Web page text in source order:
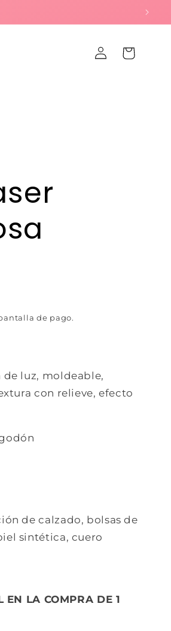
Iniciar
sesión
Carrito
de pago.
de luz, moldeable,
con relieve, efecto
de calzado, bolsas de
sintética, cuero
EN LA COMPRA DE 1